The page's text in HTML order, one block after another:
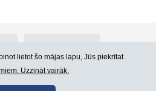
Lietošanas noteikumi
lietot šo mājas lapu, Jūs piekrītat
Uzzināt vairāk.